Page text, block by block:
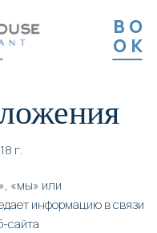
BO
OK
г.
«мы» или
информацию в связи
сайта